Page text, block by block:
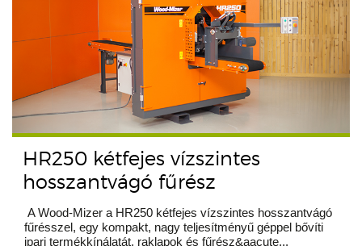
HR250 kétfejes vízszintes
hosszantvágó fűrész
A Wood-Mizer a HR250 kétfejes vízszintes hosszantvágó
fűrésszel, egy kompakt, nagy teljesítményű géppel bővíti
ipari termékkínálatát, raklapok és fűrész&aacute...